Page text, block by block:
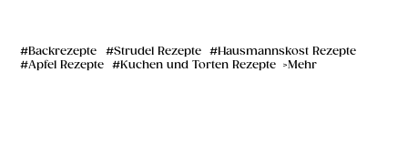
Backrezepte Strudel Rezepte
Hausmannskost Rezepte
Apfel Rezepte
Kuchen und Torten Rezepte Mehr